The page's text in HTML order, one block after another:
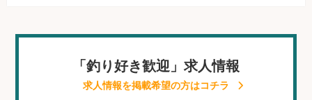
「釣り好き歓迎」求人情報
求人情報を掲載希望の方はコチラ